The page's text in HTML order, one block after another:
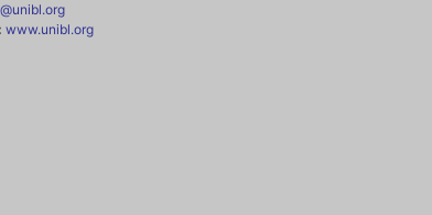
www.unibl.org